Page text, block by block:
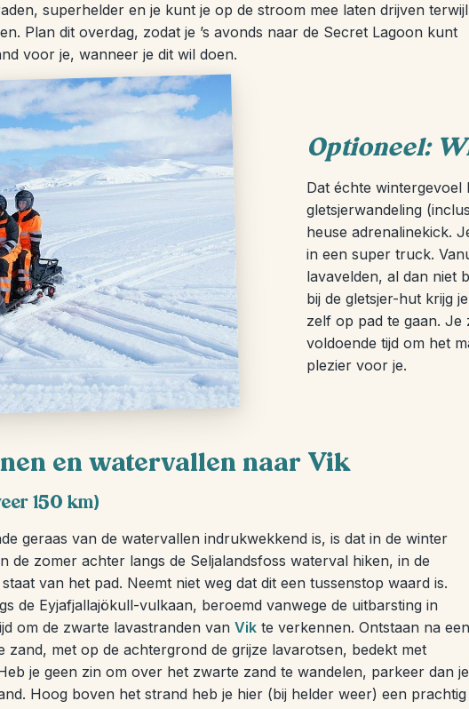
superhelder en je kunt je op de stroom mee laten drijven terwijl
Plan dit overdag, zodat je ’s avonds naar de Secret Lagoon kunt
voor je, wanneer je dit wil doen.
Optioneel:
Dat échte wintergevoel
gletsjerwandeling
heuse adrenalinekick.
in een super truck.
lavavelden, al dan niet
bij de gletsjer-hut krijg
zelf op pad te gaan. Je
voldoende tijd om het
plezier voor je.
en watervallen naar Vik
150 km)
geraas van de watervallen indrukwekkend is, is dat in de winter
de zomer achter langs de Seljalandsfoss waterval hiken, in de
van het pad. Neemt niet weg dat dit een tussenstop waard is.
de Eyjafjallajökull-vulkaan, beroemd vanwege de uitbarsting in
om de zwarte lavastranden van Vik te verkennen. Ontstaan na een
zand, met op de achtergrond de grijze lavarotsen, bedekt met
je geen zin om over het zwarte zand te wandelen, parkeer dan je
Hoog boven het strand heb je hier (bij helder weer) een prachtig